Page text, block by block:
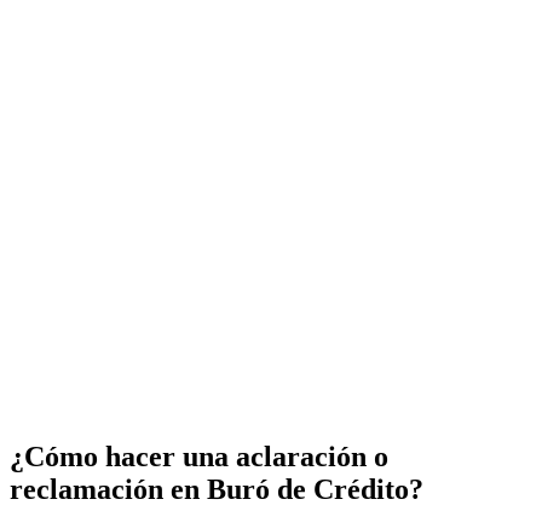
¿Cómo hacer una aclaración o
reclamación en Buró de Crédito?